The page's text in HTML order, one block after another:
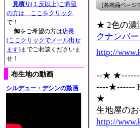
★ 2色の
クナンバ
http://
--★
----★------
★
生地屋の
http://
見積り(１反以上)ご希望
の方は ここをクリック
で！
卸をご希望の方は店長
(ここクリックでメール出せ
ます)までご相談くださいま
せ！
布生地の動画
シルデュー・デシンの動画